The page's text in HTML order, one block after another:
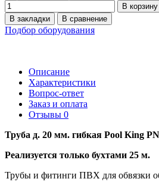
В корзину
В закладки
В сравнение
Подбор оборудования
Описание
Характеристики
Вопрос-ответ
Заказ и оплата
Отзывы 0
Труба д. 20 мм. гибкая Pool King
Реализуется только бухтами 25 м.
Трубы и фитинги ПВХ для обвязки